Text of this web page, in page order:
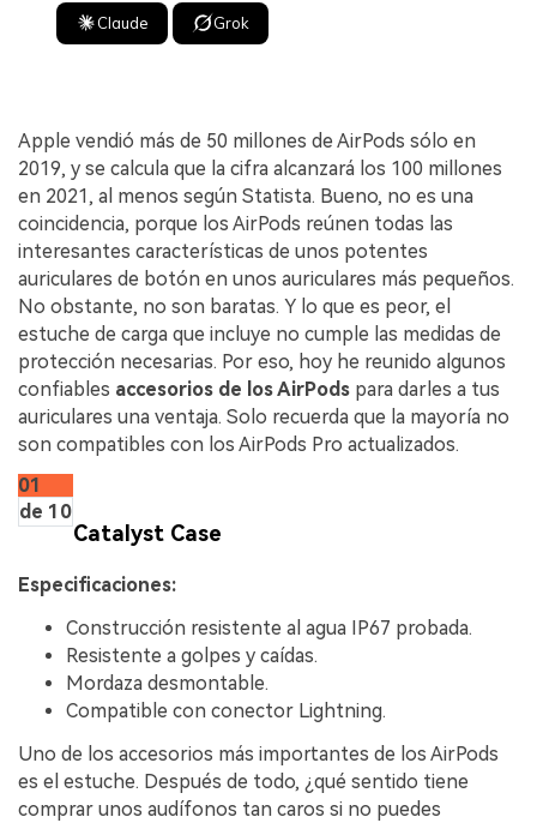
Claude Grok
Apple vendió más de 50 millones de AirPods sólo en
2019, y se calcula que la cifra alcanzará los 100 millones
en 2021, al menos según Statista. Bueno, no es una
coincidencia, porque los AirPods reúnen todas las
interesantes características de unos potentes
auriculares de botón en unos auriculares más pequeños.
No obstante, no son baratas. Y lo que es peor, el
estuche de carga que incluye no cumple las medidas de
protección necesarias. Por eso, hoy he reunido algunos
confiables accesorios de los AirPods para darles a tus
auriculares una ventaja. Solo recuerda que la mayoría no
son compatibles con los AirPods Pro actualizados.
01
de 10
Catalyst Case
Especificaciones:
Construcción resistente al agua IP67 probada.
Resistente a golpes y caídas.
Mordaza desmontable.
Compatible con conector Lightning.
Uno de los accesorios más importantes de los AirPods
es el estuche. Después de todo, ¿qué sentido tiene
comprar unos audífonos tan caros si no puedes